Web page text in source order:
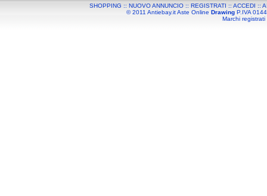
SHOPPING :: NUOVO ANNUNCIO:: REGISTRATI :: ACCEDI ::
© 2011 Antiebay.it Aste Online DrawingP.IVA
Marchi